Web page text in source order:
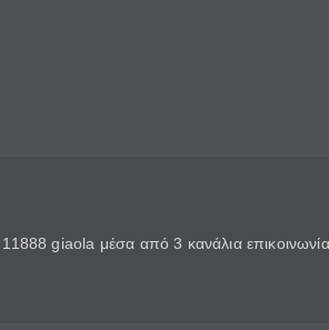
giaola μέσα από 3 κανάλια